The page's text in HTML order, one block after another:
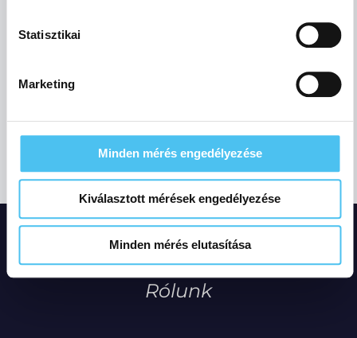
Statisztikai
Marketing
Minden mérés engedélyezése
Kiválasztott mérések engedélyezése
Minden mérés elutasítása
Elküldöm
Rólunk